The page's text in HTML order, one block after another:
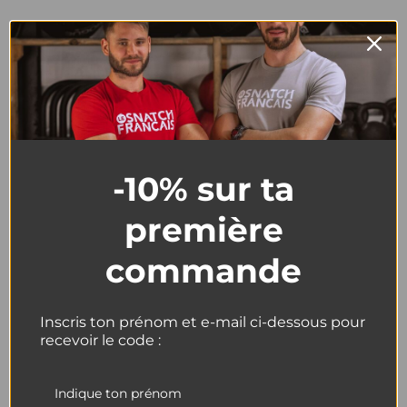
T-SHIRT HOMME -
CROSSFIT® BLOIS
CrossFit®
Blois
Matière premium
star_ratestar_ratestar_ratestar_ratestar_rate
-10% sur ta
première
commande
Inscris ton prénom et e-mail ci-dessous pour
recevoir le code :